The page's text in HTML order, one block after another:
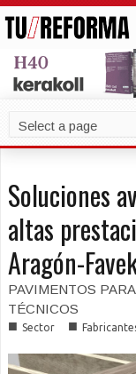
Soluciones
altas
Aragón-
PAVIMENTOS
TÉCNICOS
■ Sector ■